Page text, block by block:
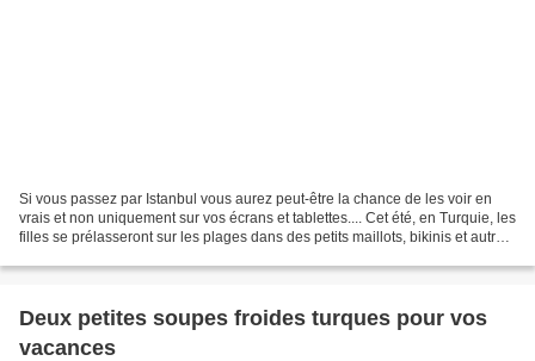
Si vous passez par Istanbul vous aurez peut-être la chance de les voir en
vrais et non uniquement sur vos écrans et tablettes.... Cet été, en Turquie, les
filles se prélasseront sur les plages dans des petits maillots, bikinis et autres
Deux petites soupes froides turques pour vos
vacances